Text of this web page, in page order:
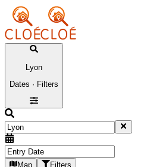
Lyon
Dates · Filters
Map
Filters